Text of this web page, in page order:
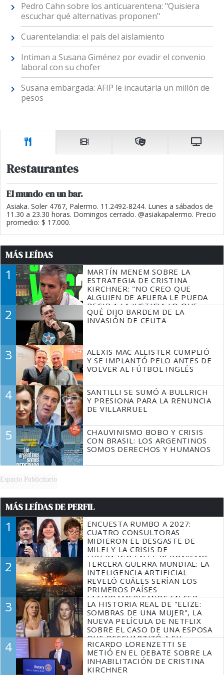
Pedro Cahn sobre los anticuarentena: "Quisiera
escuchar qué alternativas proponen"
Cuarentelandia: el país del aislamiento
Intiman a Susana Giménez por evadir el convenio
laboral con su chofer
Susana embargada: AFIP le incautaría un millón de
pesos
Restaurantes
El mundo en un bar.
Asiaka. Soler 4767, Palermo. 11.2492-8244. Lunes a sábados de
11.30 a 23.30 horas. Domingos cerrado. @asiakapalermo. Precio
promedio: $ 17.000.
MÁS LEÍDAS
1
MARTÍN MENEM SOBRE LA
ESTRATEGIA DE CRISTINA
KIRCHNER: "NO CREO QUE
ALGUIEN DE AFUERA LE PUEDA
DECIR A LA JUSTICIA LO QUE
TIENE QUE HACER"
2
QUÉ DIJO BARDEM DE LA
INVASIÓN DE CEUTA
3
ALEXIS MAC ALLISTER CUMPLIÓ
Y SE IMPLANTÓ PELO ANTES DE
VOLVER AL FÚTBOL INGLÉS
4
SANTILLI SE SUMÓ A BULLRICH
Y PRESIONA PARA LA RENUNCIA
DE VILLARRUEL
5
CHAUVINISMO BOBO Y CRISIS
CON BRASIL: LOS ARGENTINOS
SOMOS DERECHOS Y HUMANOS
Espacio Publicitario
MÁS LEÍDAS DE PERFIL
1
ENCUESTA RUMBO A 2027:
CUATRO CONSULTORAS
MIDIERON EL DESGASTE DE
MILEI Y LA CRISIS DE
LIDERAZGO EN EL PERONISMO
2
TERCERA GUERRA MUNDIAL: LA
INTELIGENCIA ARTIFICIAL
REVELÓ CUÁLES SERÍAN LOS
PRIMEROS PAÍSES
LATINOAMERICANOS EN SER
DERROTADOS
3
LA HISTORIA REAL DE "ELIZE:
SOMBRAS DE UNA MUJER", LA
NUEVA PELÍCULA DE NETFLIX
SOBRE EL CASO DE UNA ESPOSA
QUE DESCUARTIZÓ A SU
MARIDO
4
RICARDO LORENZETTI SE
METIÓ EN EL DEBATE SOBRE LA
INHABILITACIÓN DE CRISTINA
KIRCHNER